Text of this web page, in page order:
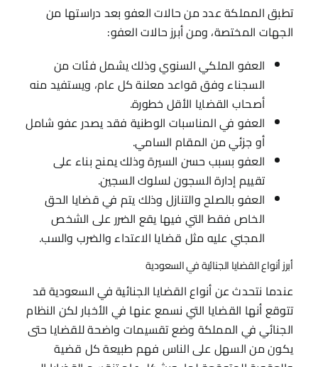
تطبق المملكة عدد من حالات العفو بعد دراستها من
الجهات المختصة، ومن أبرز حالات العفو:
العفو الملكي السنوي وذلك يشمل فئات من
السجناء وفق قواعد معلنة كل عام، ويستفيد منه
أصحاب القضايا الأقل خطورة.
العفو في المناسبات الوطنية فقد يصدر عفو شامل
أو جزئي من المقام السامي.
العفو بسبب حسن السيرة وذلك يمنح بناء على
تقييم إدارة السجون لسلوك السجين.
العفو بالصلح والتنازل وذلك يتم في قضايا الحق
الخاص فقط التي فيها يقع الضرر على الشخص
المجني عليه مثل قضايا الاعتداء والضرب والسب.
أبرز أنواع القضايا الجنائية في السعودية
عندما نتحدث عن أنواع القضايا الجنائية في السعودية قد
تتوقع أنها القضايا التي نسمع عنها في الأخبار لكن النظام
الجنائي في المملكة وضع تقسيمات واضحة للقضايا حتى
يكون من السهل على الناس فهم طبيعة كل قضية